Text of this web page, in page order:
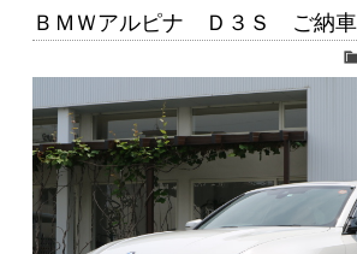
ＢＭＷアルピナ Ｄ３Ｓ ご納車